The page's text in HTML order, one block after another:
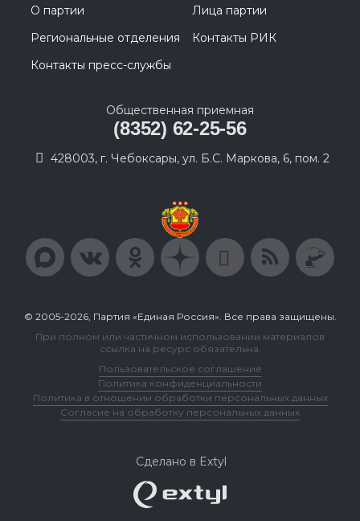
О партии
Лица партии
Региональные отделения
Контакты РИК
Контакты пресс-службы
Общественная приемная
(8352) 62-25-56
428003, г. Чебоксары, ул. Б.С. Маркова, 6, пом. 2
© 2005-2026, Партия «Единая Россия». Все права защищены.
При полном или частичном использовании материалов
ссылка на ресурс обязательна.
Пользовательское соглашение
Политика конфиденциальности
Политика в отношении обработки персональных данных
Согласие на обработку персональных данных
Сделано в Extyl